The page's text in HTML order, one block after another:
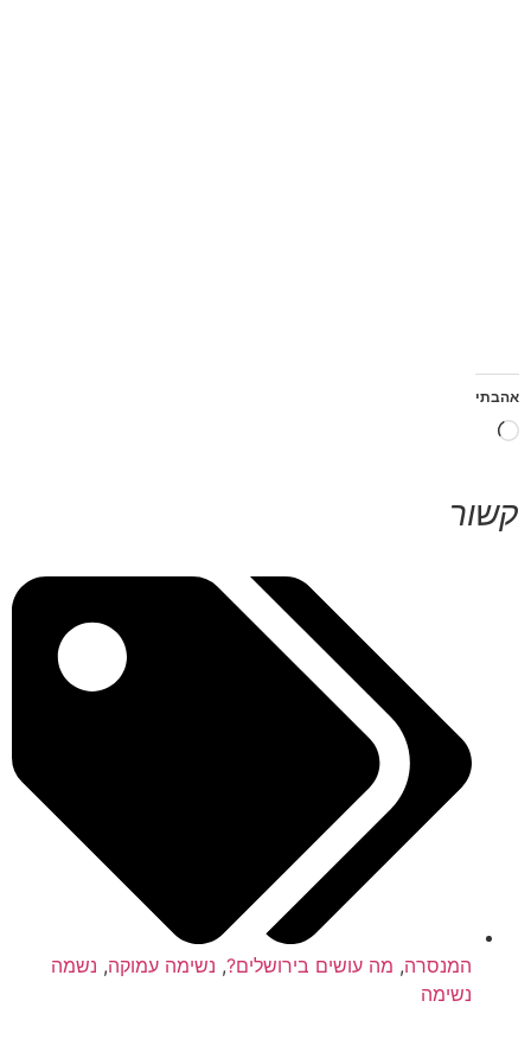
אהבתי
קשור
המנסרה, מה עושים בירושלים?, נשימה עמוקה, נשמה
נשימה